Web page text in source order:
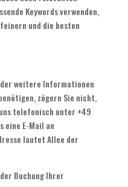
Keywords verwenden,
und die besten
weitere Informationen
zögern Sie nicht,
telefonisch unter +49
eine E-Mail an
lautet Allee der
Buchung Ihrer